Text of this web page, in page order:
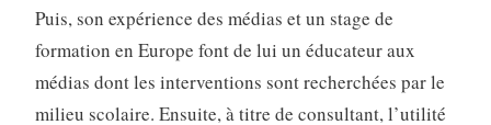
Puis, son expérience des médias et un stage de
formation en Europe font de lui un éducateur aux
médias dont les interventions sont recherchées par le
milieu scolaire. Ensuite, à titre de consultant, l’utilité